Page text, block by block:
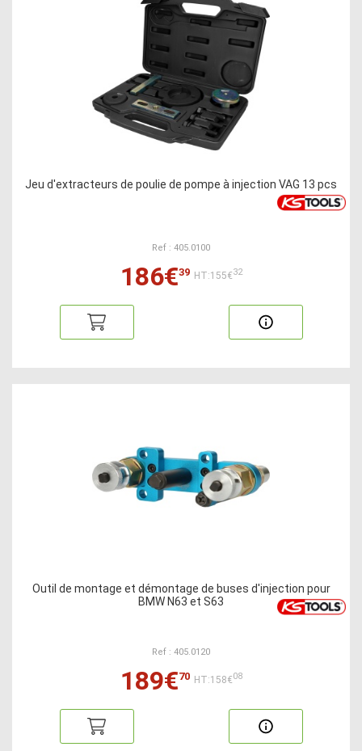
Jeu d'extracteurs de poulie de pompe à injection VAG 13 pcs
Ref : 405.0100
186€39 HT:155€32
Outil de montage et démontage de buses d'injection pour
BMW N63 et S63
Ref : 405.0120
189€70 HT:158€08